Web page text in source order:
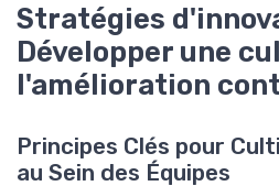
Stratégies
Développer une
l'amélioration
Principes Clés pour
au Sein des Équipes